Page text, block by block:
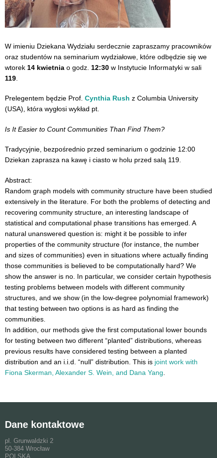
W imieniu Dziekana Wydziału serdecznie zapraszamy pracowników
oraz studentów na seminarium wydziałowe, które odbędzie się we
wtorek 14 kwietnia o godz. 12:30 w Instytucie Informatyki w sali
119
Prelegentem będzie Prof. Cynthia Rush z Columbia University
(USA)
która wygłosi wykład pt.
Is It Easier to Count Communities Than Find Them?
Tradycyjnie, bezpośrednio przed seminarium o godzinie 12:00
Dziekan zaprasza na kawę i ciasto w holu przed salą 119.
Abstract:
Random graph models with community structure have been studied
extensively in the literature. For both the problems of detecting and
recovering community structure, an interesting landscape of
statistical and computational phase transitions has emerged. A
natural unanswered question is: might it be possible to infer
properties of the community structure (for instance, the number
and sizes of communities) even in situations where actually finding
those communities is believed to be computationally hard? We
show the answer is no. In particular, we consider certain hypothesis
testing problems between models with different community
structures, and we show (in the low-degree polynomial framework)
that testing between two options is as hard as finding the
communities.
In addition, our methods give the first computational lower bounds
for testing between two different “planted” distributions, whereas
previous results have considered testing between a planted
distribution and an i.i.d. “null” distribution. This is joint work with
Fiona Skerman, Alexander S. Wein, and Dana Yang
Dane kontaktowe
pl. Grunwaldzki 2
50-384 Wrocław
POLSKA